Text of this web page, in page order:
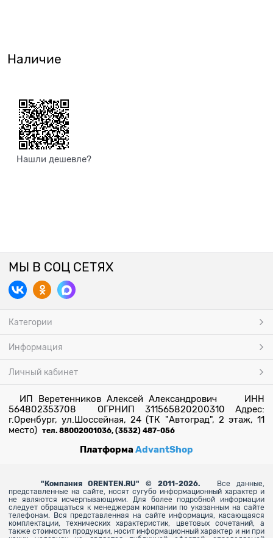
Наличие
Нашли дешевле?
МЫ В СОЦ СЕТЯХ
Категории
Информация
Личный кабинет
ИП Веретенников Алексей Александрович ИНН
564802353708 ОГРНИП 311565820200310 Адрес:
г.Оренбург, ул.Шоссейная, 24 (ТК "Автоград", 2 этаж, 11
место) тел. 88002001036, (3532) 487-056
ПлатформаAdvantShop
" Компания ORENTEN.RU" © 2011-2026.
Все данные,
представленные на сайте, носят сугубо информационный характер и
не являются исчерпывающими. Для более подробной информации
следует обращаться к менеджерам компании по указанным на сайте
телефонам. Вся представленная на сайте информация, касающаяся
комплектации, технических характеристик, цветовых сочетаний, а
также стоимости продукции, носит информационный характер и ни при